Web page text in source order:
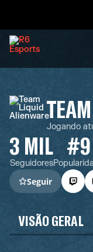
Jogando
3 MIL
Seguidores
#9
Seguir
VISÃO GERAL